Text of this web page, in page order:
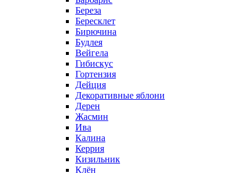
Береза
Бересклет
Бирючина
Будлея
Вейгела
Гибискус
Гортензия
Дейция
Декоративные яблони
Дерен
Жасмин
Ива
Калина
Керрия
Кизильник
Клён